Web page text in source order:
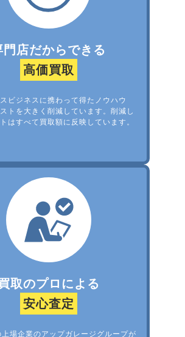
門店だからできる
高価買取
ビジネスに携わって得たノウハウ
トを大きく削減しています。削減し
はすべて買取額に反映しています。
取のプロによる
安心査定
場企業のアップガレージグループが